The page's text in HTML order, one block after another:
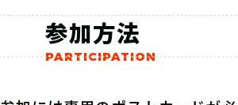
参加方法